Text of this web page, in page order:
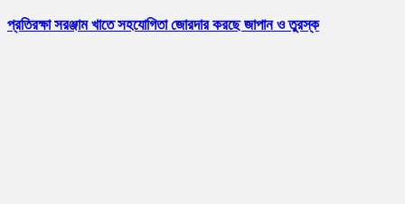
প্রতিরক্ষা সরঞ্জাম খাতে সহযোগিতা জোরদার করছে জাপান ও তুরস্ক